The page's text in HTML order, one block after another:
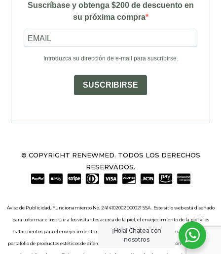
Suscríbase y obtenga $200 de descuento en
su próxima compra
Introduzca su dirección de e-mail para suscribirse.
SUSCRIBIRSE
© COPYRIGHT RENEWMED. TODOS LOS DERECHOS
RESERVADOS.
Aviso de Publicidad, Funcionamiento No. 2414102002D00021 SSA . Este sitio web está diseñado
para informar e instruir a los visitantes acerca de la piel, el envejecimiento de la piel y los
tratamientos para el envejecimiento de la piel. El sitio web incluye información sobre el
portafolio de productos estéticos de diferentes laboratorios. Dicha información no constituye
¡Hola! Chatea con
nosotros